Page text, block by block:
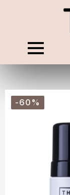
-60%